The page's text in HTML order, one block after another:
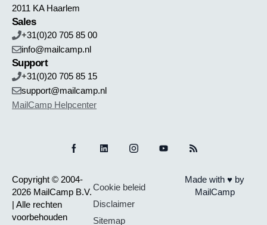
2011 KA Haarlem
Sales
+31(0)20 705 85 00
info@mailcamp.nl
Support
+31(0)20 705 85 15
support@mailcamp.nl
MailCamp Helpcenter
Copyright © 2004-
2026 MailCamp B.V.
| Alle rechten
voorbehouden
Cookie beleid
Disclaimer
Sitemap
Made with ♥ by
MailCamp